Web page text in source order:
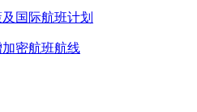
国际航班计划
密航班航线